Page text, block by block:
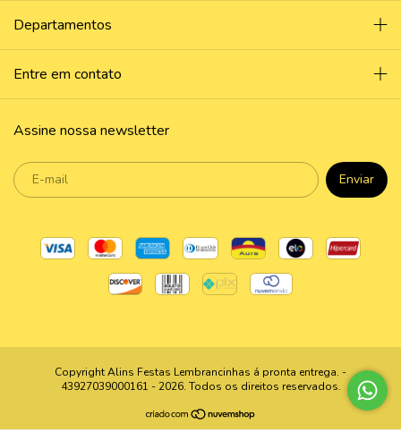
Departamentos
Entre em contato
Assine nossa newsletter
Copyright Alins Festas Lembrancinhas á pronta entrega. -
43927039000161 - 2026. Todos os direitos reservados.